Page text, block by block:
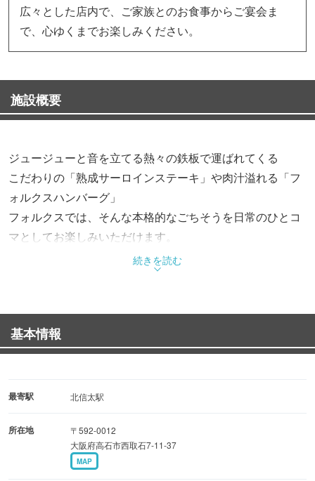
広々とした店内で、ご家族とのお食事からご宴会ま
で、心ゆくまでお楽しみください。
施設概要
ジュージューと音を立てる熱々の鉄板で運ばれてくる
こだわりの「熟成サーロインステーキ」や肉汁溢れる「フ
ォルクスハンバーグ」
フォルクスでは、そんな本格的なごちそうを日常のひとコ
マとしてお楽しみいただけます。
フォルクスのもう一つの主役は、心ゆくまで満喫できる3
新鮮野菜や自家製ドレッシングが並ぶサラダバー、
常時3種をご用意する熱々のスープ、そして店内で焼き上
げる香ばしいパンを心ゆくまでどうぞ。キッズメニューも
せず過ごせるボックス席が中心。
周りを気にせずゆったりと会話を楽しめるので、ご家族で
のお食事はもちろん、
続きを読む
基本情報
最寄駅 北信太駅
所在地
〒592-0012
大阪府高石市西取石7-11-37
MAP